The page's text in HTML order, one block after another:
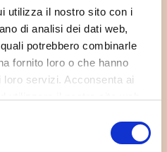
utilizza il nostro sito con i
di analisi dei dati web,
potrebbero combinarle
fornito loro o che hanno
servizi. Acconsenta ai
| 3 ore di contenuti
su dispositivo mobile,